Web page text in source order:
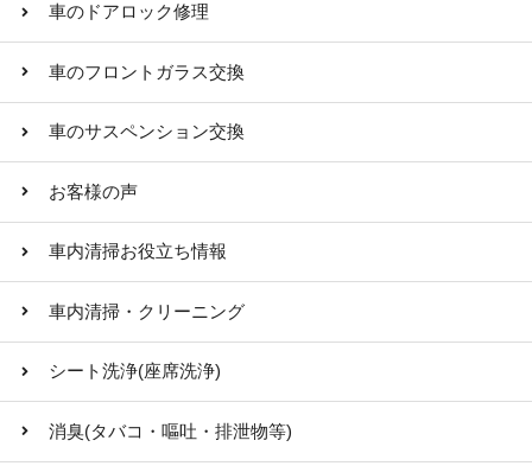
車のドアロック修理
車のフロントガラス交換
車のサスペンション交換
お客様の声
車内清掃お役立ち情報
車内清掃・クリーニング
シート洗浄(座席洗浄)
消臭(タバコ・嘔吐・排泄物等)